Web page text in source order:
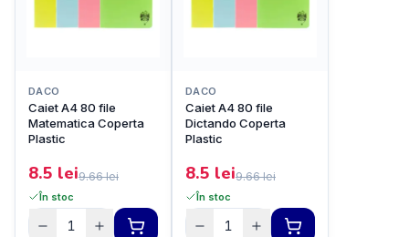
DACO
Caiet A4 80 file
Matematica Coperta
Plastic
8.5 lei9.66lei
În stoc
DACO
Caiet A4 80 file
Dictando Coperta
Plastic
8.5 lei9.66lei
În stoc